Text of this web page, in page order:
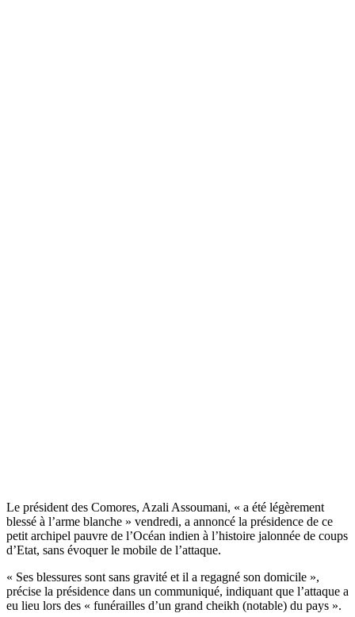
Le président des Comores, Azali Assoumani, « a été légèrement
blessé à l’arme blanche » vendredi, a annoncé la présidence de ce
petit archipel pauvre de l’Océan indien à l’histoire jalonnée de coups
d’Etat, sans évoquer le mobile de l’attaque.
« Ses blessures sont sans gravité et il a regagné son domicile »,
précise la présidence dans un communiqué, indiquant que l’attaque a
eu lieu lors des « funérailles d’un grand cheikh (notable) du pays ».